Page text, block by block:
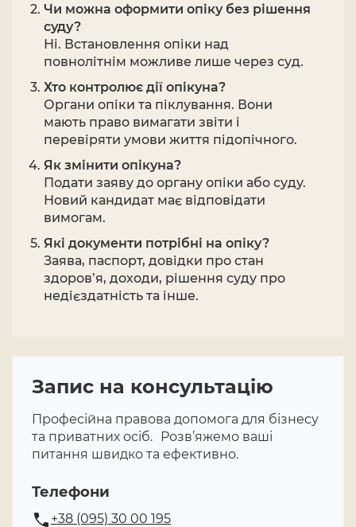
Чи можна оформити опіку без рішення
суду?
Ні. Встановлення опіки над
повнолітнім можливе лише через суд.
Хто контролює дії опікуна?
Органи опіки та піклування. Вони
мають право вимагати звіти і
перевіряти умови життя підопічного.
Як змінити опікуна?
Подати заяву до органу опіки або суду.
Новий кандидат має відповідати
вимогам.
Які документи потрібні на опіку?
Заява, паспорт, довідки про стан
здоров’я, доходи, рішення суду про
недієздатність та інше.
Запис на консультацію
Професійна правова допомога для бізнесу
та приватних осіб. Розв’яжемо ваші
питання швидко та ефективно.
Телефони
+38 (095) 30 00 195